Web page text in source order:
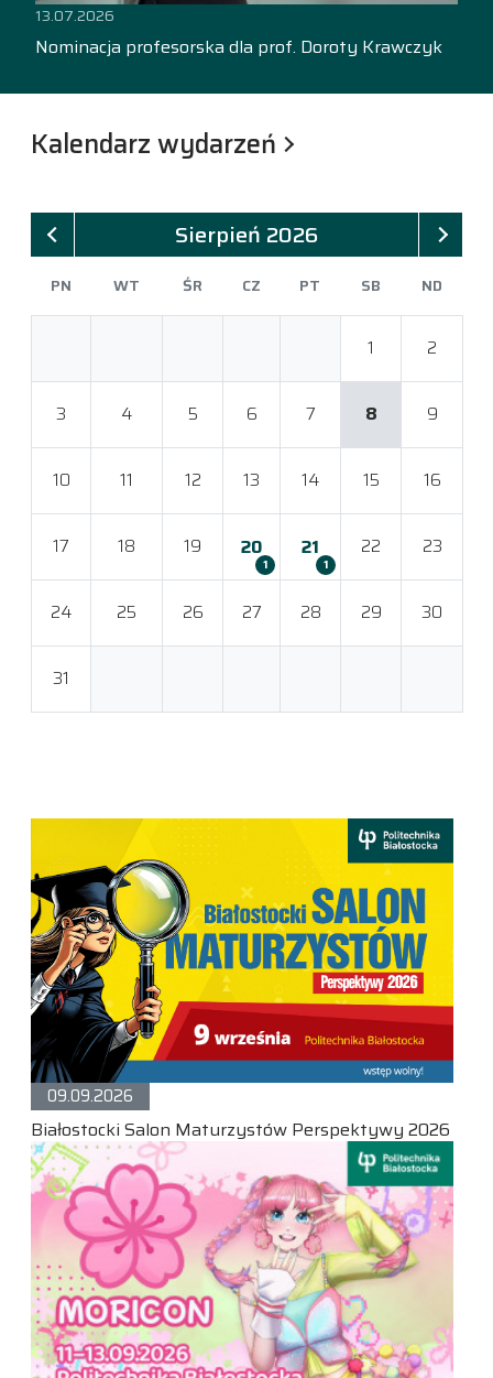
13.07.2026
Nominacja profesorska dla prof. Doroty Krawczyk
Kalendarz wydarzeń
Sierpień 2026
PN WT ŚR CZ PT SB ND
1 2
3 4 5 6 7 8 9
10 11 12 13 14 15 16
17 18 19 20
1
21
1
22 23
24 25 26 27 28 29 30
31
09.09.2026
Białostocki Salon Maturzystów Perspektywy 2026